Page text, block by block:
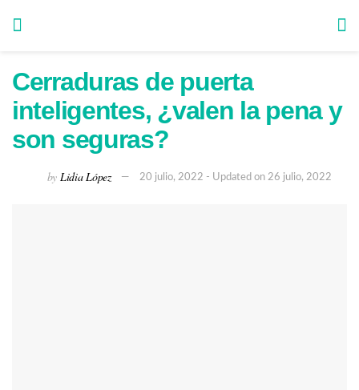
Cerraduras de puerta
inteligentes, ¿valen la pena y
son seguras?
by Lidia López 20 julio, 2022 - Updated on 26 julio, 2022